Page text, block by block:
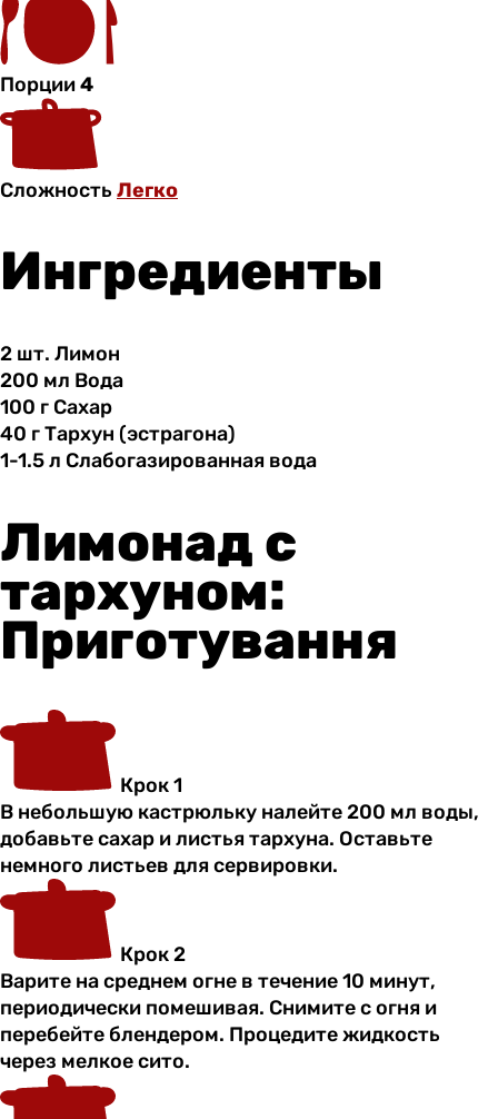
Порции4
Сложность Легко
Ингредиенты
2 шт. Лимон
200 мл Вода
100 г Сахар
40 гТархун (эстрагона)
1-1.5 л Слабогазированная вода
Лимонад с
тархуном:
Приготування
Крок 1
В небольшую кастрюльку налейте 200 мл воды,
добавьте сахар и листья тархуна. Оставьте
немного листьев для сервировки.
Крок 2
Варите на среднем огне в течение 10 минут,
периодически помешивая. Снимите с огня и
перебейте блендером. Процедите жидкость
через мелкое сито.